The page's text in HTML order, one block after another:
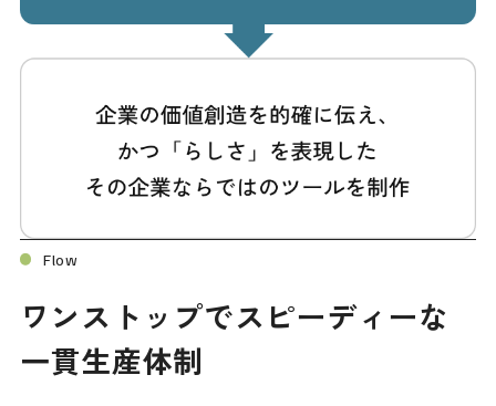
Flow
ワンストップでスピーディーな
一貫生産体制